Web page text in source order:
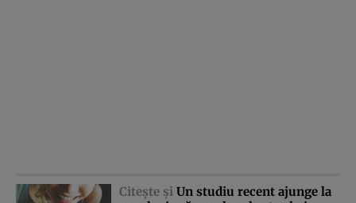
Citeşte şi Un studiu recent ajunge la